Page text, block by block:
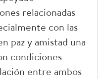
relacionadas
con las
paz y amistad una
condiciones
entre ambos